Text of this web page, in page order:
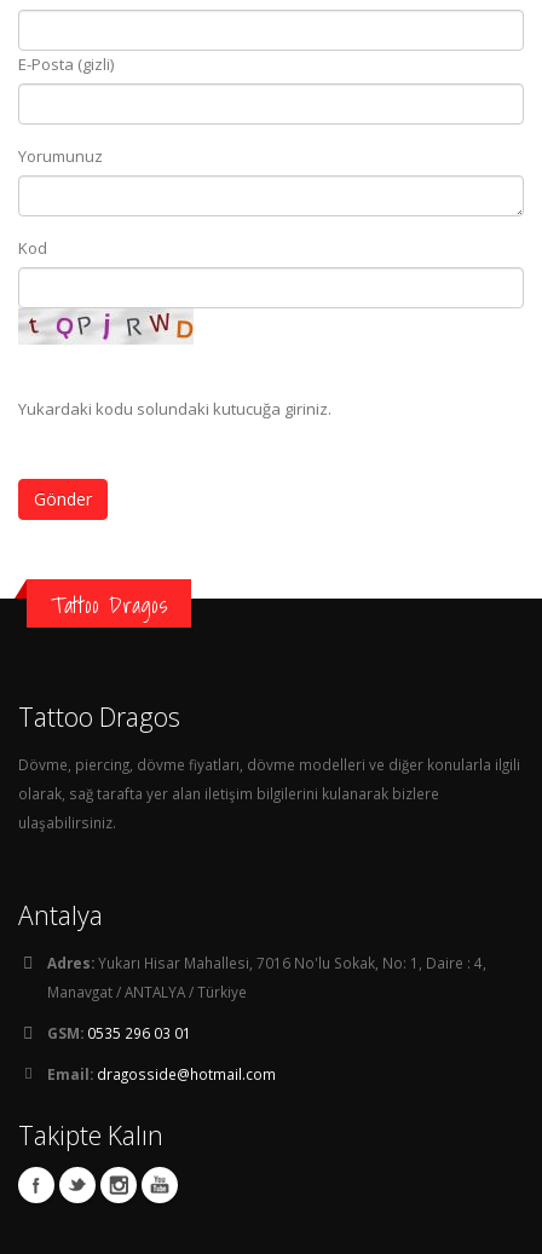
E-Posta (gizli)
Yorumunuz
Kod
Yukardaki kodu solundaki kutucuğa giriniz.
Gönder
Tattoo Dragos
Tattoo Dragos
Dövme, piercing, dövme fiyatları, dövme modelleri ve diğer konularla ilgili
olarak, sağ tarafta yer alan iletişim bilgilerini kulanarak bizlere
ulaşabilirsiniz.
Antalya
Adres:Yukarı Hisar Mahallesi, 7016 No'lu Sokak, No: 1, Daire : 4,
Manavgat / ANTALYA / Türkiye
GSM: 0535 296 03 01
Email: dragosside@hotmail.com
Takipte Kalın